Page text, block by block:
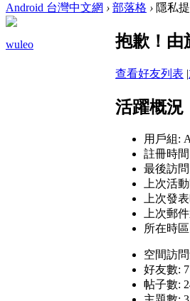
Android 台灣中文網 › 部落格 › 隱私
wuleo 抱歉！由
查看好友列表 |
活躍概況
用戶組:
註冊時間
最後訪問
上次活動
上次發表
上次郵
所在時
空間訪
好友數: 7
帖子數: